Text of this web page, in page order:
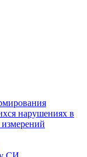
нарушениях в
измерений